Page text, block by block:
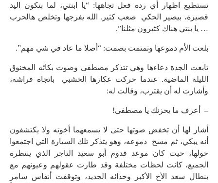
تستطيع اظهار أي ردة فعل تجاهها: “يا ابنتي، لما بتكون اليد
قصيرة، بيصير الحكي صعب كثير. الله يفرجها وتخلص هالحرب
… يا بنتي هناك كثيرون مثلنا”.
بلعت الأم دموعها وتمتمت بصمت: “أصلا ما عاد في شي مهم”.
تابعت الجدة دعاءها وهي تتذكر مصطفى وصوت بكائه المخنوق
الليلة الماضية. عندما حركت عكازها الخشبي باتجاه فراشه،
وأشارت له أن يقترب، وقالت له:
– أعرف ما يحزنك يا مصطفى!
أشار لها أن تخفض صوتها حتى لا يسمعهما أخوته ولا يكتشفون
أنه يبكي، ثم مسح دموعه، وهو يتذكر تلك السيارة التي اجتمعوا
حولها، حيث كان موعد قدوم أبو سعيد التاجر الذي ينتظره
الجميع، كانت لحظات مختلفة وقد طارت عقولهم وعيونهم مع
بنطال سعد الأخ الأكبر وحذائه الجديد، وتوقفت أنفاس سامر